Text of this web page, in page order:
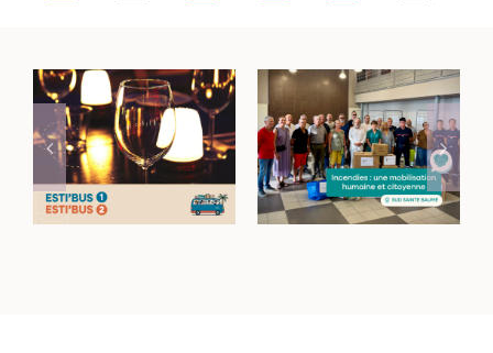
Rejoignez vos lieux
de sortie avec les
navettes Esti’Bus
Incendies dans le
Haut-Var : une
mobilisation
humaine et
citoyenne